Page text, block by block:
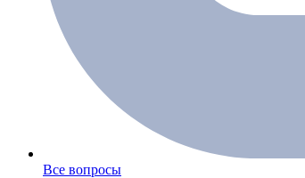
Все вопросы